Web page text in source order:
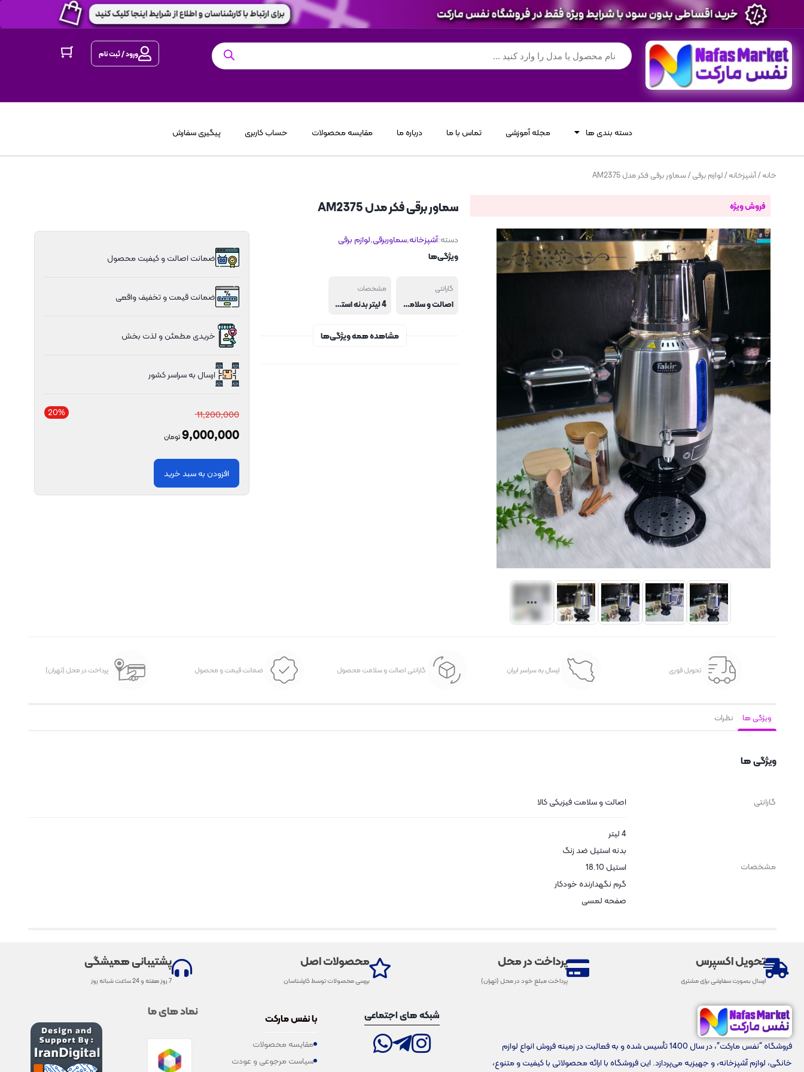
ورود / ثبت نام
دسته بندی ها مجله آموزشی تماس با ما درباره ما مقایسه محصولات حساب کاربری پیگیری سفارش
خانه/آشپزخانه/لوازم برقی/ سماور برقی فکر مدل AM2375
فروش ویژه سماور برقی فکر مدل AM2375
دسته:آشپزخانه,سماوربرقی,لوازم برقی
ویژگی‌ها
گارانتی
اصالت و سلامت فیزیکی کالا
مشخصات
4 لیتر بدنه استیل ضد زنگ استیل 18.10 گرم نگهدارنده خودکار صفحه لمسی
مشاهده همه ویژگی‌ها
ضمانت اصالت و کیفیت محصول
ضمانت قیمت و تخفیف واقعی
خریدی مطمئن و لذت بخش
ارسال به سراسر کشور
20% 11,200,000
9,000,000تومان
افزودن به سبد خرید
تحویل فوری ارسال به سراسر ایران گارانتی اصالت و سلامت محصول ضمانت قیمت و محصول پرداخت در محل (تهران)
ویژگی ها نظرات
ویژگی ها
گارانتی اصالت و سلامت فیزیکی کالا
مشخصات
4 لیتر
بدنه استیل ضد زنگ
استیل 18.10
گرم نگهدارنده خودکار
صفحه لمسی
تحویل اکسپرس
ارسال بصورت سفارشی برای مشتری
پرداخت در محل
پرداخت مبلغ خود در محل (تهران)
محصولات اصل
بررسی محصولات توسط کارشناسان
پشتیبانی همیشگی
7 روز هفته و 24 ساعت شبانه روز
فروشگاه “نفس مارکت”، در سال 1400 تأسیس شده و به فعالیت در زمینه فروش انواع لوازم
خانگی، لوازم آشپزخانه، و جهیزیه می‌پردازد. این فروشگاه با ارائه محصولاتی با کیفیت و متنوع،
شبکه های اجتماعی با نفس مارکت
مقایسه محصولات
سیاست مرجوعی و عودت
نماد های ما